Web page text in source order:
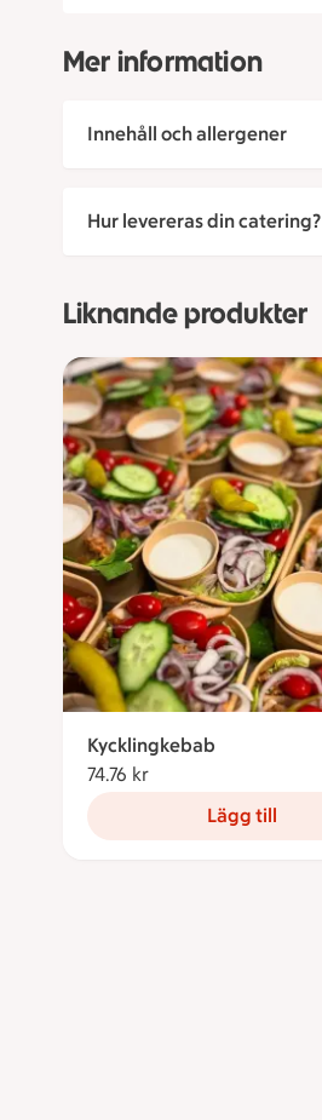
Mer information
Innehåll och allergener
Hur levereras din catering?
Liknande produkter
Kycklingkebab
74.76 kr
Lägg till